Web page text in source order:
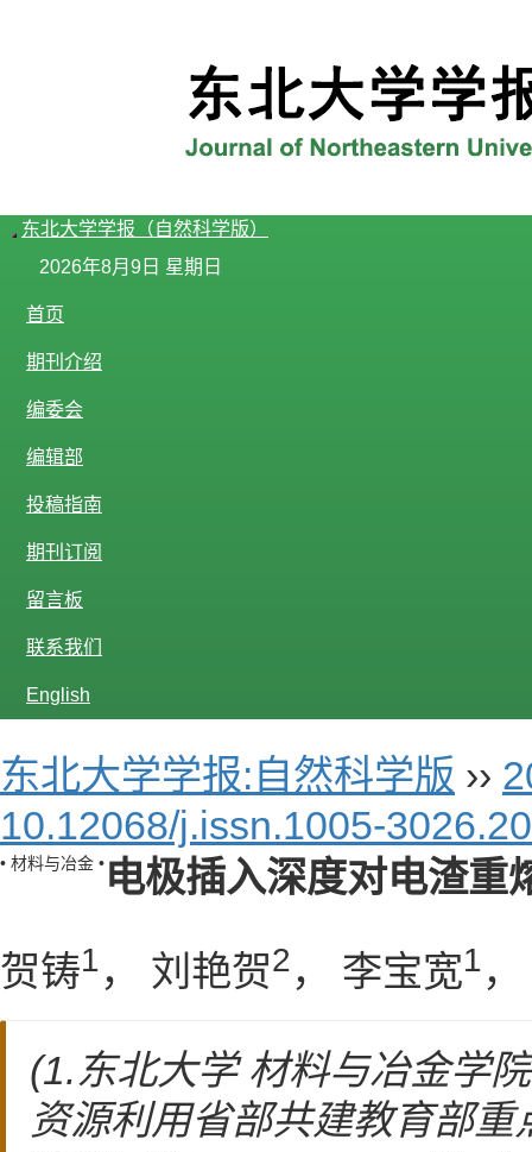
换
东北大学学报（自然科学版）
2026年8月9日 星期日
首页
期刊介绍
编委会
编辑部
投稿指南
期刊订阅
留言板
联系我们
English
东北大学学报:自然科学版 ››
10.12068/j.issn.1005-
• 材料与冶金 • 电极插入深度对电渣重
贺铸1， 刘艳贺2， 李宝宽1
(1.东北大学 材料与冶金学
资源利用省部共建教育部